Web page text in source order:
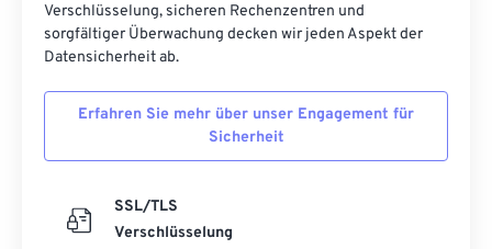
Verschlüsselung, sicheren Rechenzentren und
sorgfältiger Überwachung decken wir jeden Aspekt der
Datensicherheit ab.
Erfahren Sie mehr über unser Engagement für
Sicherheit
SSL/TLS
Verschlüsselung